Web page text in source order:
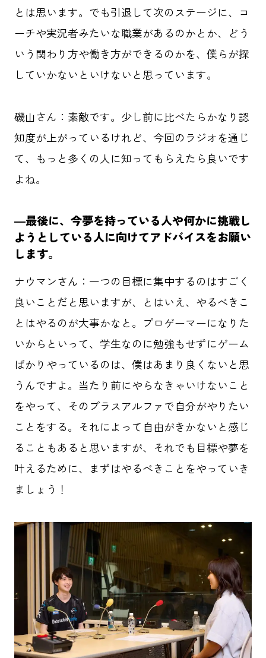
とは思います。でも引退して次のステージに、コ
ーチや実況者みたいな職業があるのかとか、どう
いう関わり方や働き方ができるのかを、僕らが探
していかないといけないと思っています。
磯山さん：素敵です。少し前に比べたらかなり認
知度が上がっているけれど、今回のラジオを通じ
て、もっと多くの人に知ってもらえたら良いです
よね。
―最後に、今夢を持っている人や何かに挑戦し
ようとしている人に向けてアドバイスをお願い
します。
ナウマンさん：一つの目標に集中するのはすごく
良いことだと思いますが、とはいえ、やるべきこ
とはやるのが大事かなと。プロゲーマーになりた
いからといって、学生なのに勉強もせずにゲーム
ばかりやっているのは、僕はあまり良くないと思
うんですよ。当たり前にやらなきゃいけないこと
をやって、そのプラスアルファで自分がやりたい
ことをする。それによって自由がきかないと感じ
ることもあると思いますが、それでも目標や夢を
叶えるために、まずはやるべきことをやっていき
ましょう！